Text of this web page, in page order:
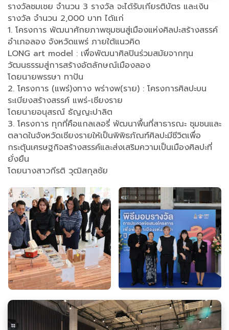
รางวัลชมเชย จำนวน 3 รางวัล จะได้รับเกียรติบัตร และเงิน
รางวัล จำนวน 2,000 บาท ได้แก่
1. โครงการ พัฒนาศักยภาพชุมชนสู่เมืองแห่งศิลปะสร้างสรรค์
อำเภอลอง จังหวัดแพร่ ภายใต้แนวคิด
LONG art model : เพื่อพัฒนาศิลปินร่วมสมัยจากทุน
วัฒนธรรมสู่การสร้างอัตลักษณ์เมืองลอง
โดยนายพรรษา ทาปัน
2. โครงการ (แพร่)งทาง พร่างพ(ราย) : โครงการศิลปะบน
ระเบียงสร้างสรรค์ แพร่-เชียงราย
โดยนายอนุสรณ์ ธัญญะปาลิต
3. โครงการ ทุกที่คือแกลเลอรี่ พัฒนาพื้นที่สาธารณะ ชุมชนและ
ตลาดในจังหวัดเชียงรายให้เป็นพิพิธภัณฑ์ศิลปะมีชีวิตเพื่อ
กระตุ้นเศรษฐกิจสร้างสรรค์และส่งเสริมความเป็นเมืองศิลปะที่
ยั่งยืน
โดยนางสาวกีรติ วุฒิสกุลชัย